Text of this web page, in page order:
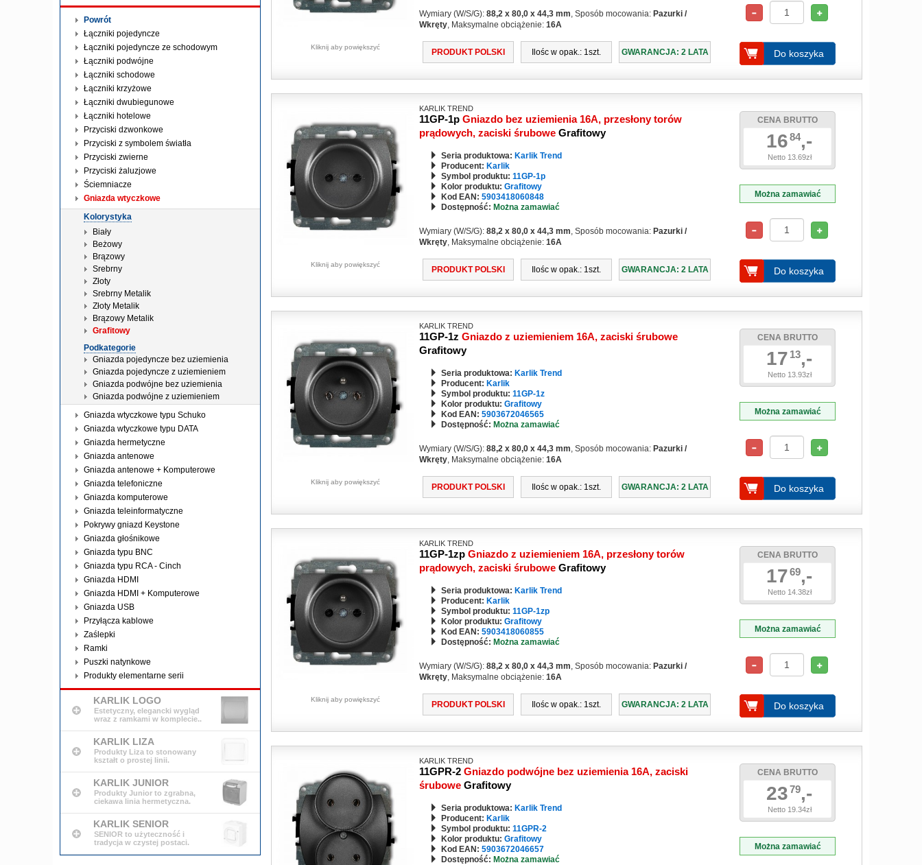
Powrót
Łączniki pojedyncze
Łączniki pojedyncze ze schodowym
Łączniki podwójne
Łączniki schodowe
Łączniki krzyżowe
Łączniki dwubiegunowe
Łączniki hotelowe
Przyciski dzwonkowe
Przyciski z symbolem światła
Przyciski zwierne
Przyciski żaluzjowe
Ściemniacze
Gniazda wtyczkowe
Kolorystyka
Biały
Beżowy
Brązowy
Srebrny
Złoty
Srebrny Metalik
Złoty Metalik
Brązowy Metalik
Grafitowy
Podkategorie
Gniazda pojedyncze bez uziemienia
Gniazda pojedyncze z uziemieniem
Gniazda podwójne bez uziemienia
Gniazda podwójne z uziemieniem
Gniazda wtyczkowe typu Schuko
Gniazda wtyczkowe typu DATA
Gniazda hermetyczne
Gniazda antenowe
Gniazda antenowe + Komputerowe
Gniazda telefoniczne
Gniazda komputerowe
Gniazda teleinformatyczne
Pokrywy gniazd Keystone
Gniazda głośnikowe
Gniazda typu BNC
Gniazda typu RCA - Cinch
Gniazda HDMI
Gniazda HDMI + Komputerowe
Gniazda USB
Przyłącza kablowe
Zaślepki
Ramki
Puszki natynkowe
Produkty elementarne serii
KARLIK LOGO
Estetyczny, elegancki wygląd
wraz z ramkami w komplecie..
KARLIK LIZA
Produkty Liza to stonowany
kształt o prostej linii.
KARLIK JUNIOR
Produkty Junior to zgrabna,
ciekawa linia hermetyczna.
KARLIK SENIOR
SENIOR to użyteczność i
tradycja w czystej postaci.
Kliknij aby powiększyć
Wymiary (W/S/G): 88,2 x 80,0 x 44,3 mm, Sposób mocowania: Pazurki /
Wkręty, Maksymalne obciążenie: 16A
PRODUKT POLSKI Ilośc w opak.: 1szt. GWARANCJA: 2 LATA Do koszyka
Kliknij aby powiększyć
KARLIK TREND
11GP-1p Gniazdo bez uziemienia 16A, przesłony torów
prądowych, zaciski śrubowe Grafitowy
Seria produktowa: Karlik Trend
Producent: Karlik
Symbol produktu: 11GP-1p
Kolor produktu: Grafitowy
Kod EAN: 5903418060848
Dostępność: Można zamawiać
Wymiary (W/S/G): 88,2 x 80,0 x 44,3 mm, Sposób mocowania: Pazurki /
Wkręty, Maksymalne obciążenie: 16A
PRODUKT POLSKI Ilośc w opak.: 1szt. GWARANCJA: 2 LATA
CENA BRUTTO
16 84,-
Netto 13.69zł
Można zamawiać
Do koszyka
Kliknij aby powiększyć
KARLIK TREND
11GP-1z Gniazdo z uziemieniem 16A, zaciski śrubowe
Grafitowy
Seria produktowa: Karlik Trend
Producent: Karlik
Symbol produktu: 11GP-1z
Kolor produktu: Grafitowy
Kod EAN: 5903672046565
Dostępność: Można zamawiać
Wymiary (W/S/G): 88,2 x 80,0 x 44,3 mm, Sposób mocowania: Pazurki /
Wkręty, Maksymalne obciążenie: 16A
PRODUKT POLSKI Ilośc w opak.: 1szt. GWARANCJA: 2 LATA
CENA BRUTTO
17 13,-
Netto 13.93zł
Można zamawiać
Do koszyka
Kliknij aby powiększyć
KARLIK TREND
11GP-1zp Gniazdo z uziemieniem 16A, przesłony torów
prądowych, zaciski śrubowe Grafitowy
Seria produktowa: Karlik Trend
Producent: Karlik
Symbol produktu: 11GP-1zp
Kolor produktu: Grafitowy
Kod EAN: 5903418060855
Dostępność: Można zamawiać
Wymiary (W/S/G): 88,2 x 80,0 x 44,3 mm, Sposób mocowania: Pazurki /
Wkręty, Maksymalne obciążenie: 16A
PRODUKT POLSKI Ilośc w opak.: 1szt. GWARANCJA: 2 LATA
CENA BRUTTO
17 69,-
Netto 14.38zł
Można zamawiać
Do koszyka
KARLIK TREND
11GPR-2 Gniazdo podwójne bez uziemienia 16A, zaciski
śrubowe Grafitowy
Seria produktowa: Karlik Trend
Producent: Karlik
Symbol produktu: 11GPR-2
Kolor produktu: Grafitowy
Kod EAN: 5903672046657
Dostępność: Można zamawiać
CENA BRUTTO
23 79,-
Netto 19.34zł
Można zamawiać